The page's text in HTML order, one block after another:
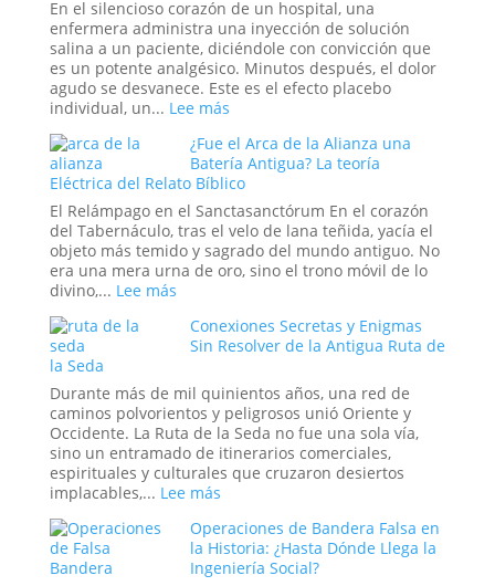
Secreto
no
Confesado
del
Dominio
Estadounidense
En el silencioso corazón de un hospital, una
enfermera administra una inyección de solución
salina a un paciente, diciéndole con convicción que
es un potente analgésico. Minutos después, el dolor
agudo se desvanece. Este es el efecto placebo
individual, un... Lee más:
Efecto
Placebo
en
Masa:
Cuando
la
Fe
la
Realidad
¿Fue el Arca de la Alianza una
Batería Antigua? La teoría
Eléctrica del Relato Bíblico
El Relámpago en el Sanctasanctórum En el corazón
del Tabernáculo, tras el velo de lana teñida, yacía el
objeto más temido y sagrado del mundo antiguo. No
era una mera urna de oro, sino el trono móvil de lo
divino,... Lee más:
Arca
la
Alianza
una
Batería
Antigua?
La
Eléctrica
del
Relato
Conexiones Secretas y Enigmas
Sin Resolver de la Antigua Ruta de
la Seda
Durante más de mil quinientos años, una red de
caminos polvorientos y peligrosos unió Oriente y
Occidente. La Ruta de la Seda no fue una sola vía,
sino un entramado de itinerarios comerciales,
espirituales y culturales que cruzaron desiertos
implacables,... Lee más:
Secretas
y
Enigmas
Operaciones de Bandera Falsa en
la Historia: ¿Hasta Dónde Llega la
Ingeniería Social?